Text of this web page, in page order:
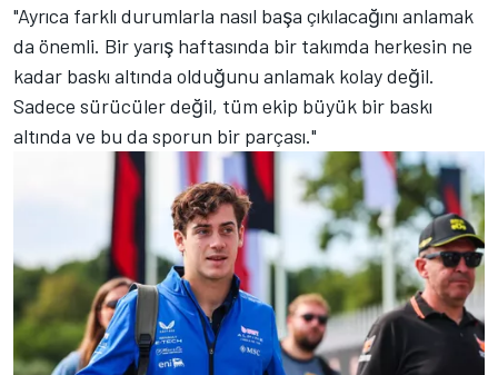
"Ayrıca farklı durumlarla nasıl başa çıkılacağını anlamak
da önemli. Bir yarış haftasında bir takımda herkesin ne
kadar baskı altında olduğunu anlamak kolay değil.
Sadece sürücüler değil, tüm ekip büyük bir baskı
altında ve bu da sporun bir parçası."